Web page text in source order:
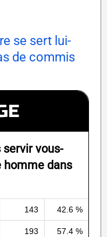
se sert lui-
de commis
servir vous-
homme dans
143 42.6 %
193 57.4 %